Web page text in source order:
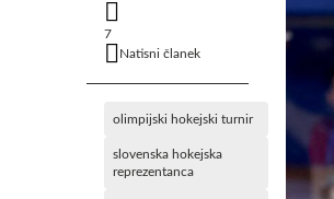
7
Natisni članek
olimpijski hokejski turnir
slovenska hokejska
reprezentanca